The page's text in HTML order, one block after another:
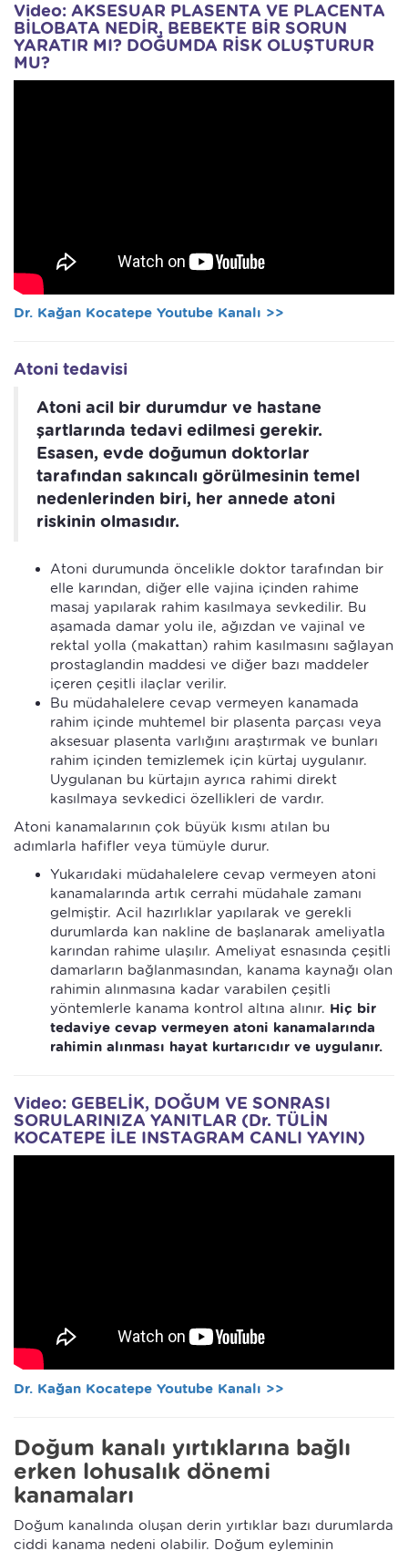
Video: AKSESUAR PLASENTA VE PLACENTA
BİLOBATA NEDİR, BEBEKTE BİR SORUN
YARATIR MI? DOĞUMDA RİSK OLUŞTURUR
MU?
Dr. Kağan Kocatepe Youtube Kanalı >>
Atoni tedavisi
Atoni acil bir durumdur ve hastane
şartlarında tedavi edilmesi gerekir.
Esasen, evde doğumun doktorlar
tarafından sakıncalı görülmesinin temel
nedenlerinden biri, her annede atoni
riskinin olmasıdır.
Atoni durumunda öncelikle doktor tarafından bir
elle karından, diğer elle vajina içinden rahime
masaj yapılarak rahim kasılmaya sevkedilir. Bu
aşamada damar yolu ile, ağızdan ve vajinal ve
rektal yolla (makattan) rahim kasılmasını sağlayan
prostaglandin maddesi ve diğer bazı maddeler
içeren çeşitli ilaçlar verilir.
Bu müdahalelere cevap vermeyen kanamada
rahim içinde muhtemel bir plasenta parçası veya
aksesuar plasenta varlığını araştırmak ve bunları
rahim içinden temizlemek için kürtaj uygulanır.
Uygulanan bu kürtajın ayrıca rahimi direkt
kasılmaya sevkedici özellikleri de vardır.
Atoni kanamalarının çok büyük kısmı atılan bu
adımlarla hafifler veya tümüyle durur.
Yukarıdaki müdahalelere cevap vermeyen atoni
kanamalarında artık cerrahi müdahale zamanı
gelmiştir. Acil hazırlıklar yapılarak ve gerekli
durumlarda kan nakline de başlanarak ameliyatla
karından rahime ulaşılır. Ameliyat esnasında çeşitli
damarların bağlanmasından, kanama kaynağı olan
rahimin alınmasına kadar varabilen çeşitli
yöntemlerle kanama kontrol altına alınır. Hiç bir
tedaviye cevap vermeyen atoni kanamalarında
rahimin alınması hayat kurtarıcıdır ve uygulanır.
Video: GEBELİK, DOĞUM VE SONRASI
SORULARINIZA YANITLAR (Dr. TÜLİN
KOCATEPE İLE INSTAGRAM CANLI YAYIN)
Dr. Kağan Kocatepe Youtube Kanalı >>
Doğum kanalı yırtıklarına bağlı
erken lohusalık dönemi
kanamaları
Doğum kanalında oluşan derin yırtıklar bazı durumlarda
ciddi kanama nedeni olabilir. Doğum eyleminin